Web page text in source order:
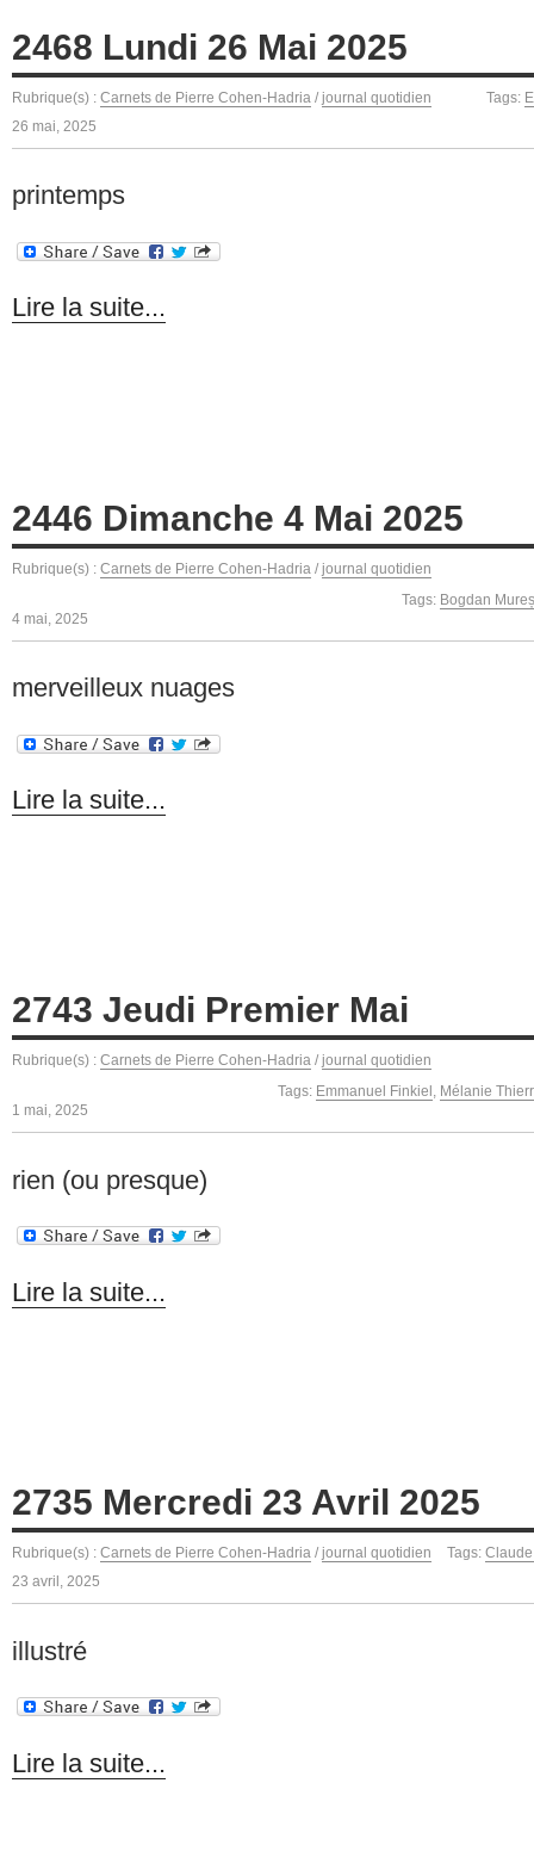
2468 Lundi 26 Mai 2025
Rubrique(s) : Carnets de Pierre Cohen-Hadria / journal quotidien Tags:
26 mai, 2025
printemps
Lire la suite...
2446 Dimanche 4 Mai 2025
Rubrique(s) : Carnets de Pierre Cohen-Hadria / journal quotidien
Tags: Bogdan
4 mai, 2025
merveilleux nuages
Lire la suite...
2743 Jeudi Premier Mai
Rubrique(s) : Carnets de Pierre Cohen-Hadria / journal quotidien
Tags: Emmanuel Finkiel , Mélanie
1 mai, 2025
rien (ou presque)
Lire la suite...
2735 Mercredi 23 Avril 2025
Rubrique(s) : Carnets de Pierre Cohen-Hadria / journal quotidien Tags:
23 avril, 2025
illustré
Lire la suite...